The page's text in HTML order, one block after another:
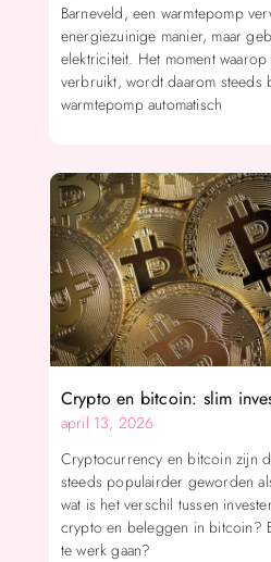
Barneveld, een warmtepomp
energiezuinige manier, maar
elektriciteit. Het moment
verbruikt, wordt daarom steeds
warmtepomp automatisch
Crypto en bitcoin: slim
april 13, 2026
Cryptocurrency en bitcoin zijn
steeds populairder geworden
wat is het verschil tussen
crypto en beleggen in bitcoin?
te werk gaan?